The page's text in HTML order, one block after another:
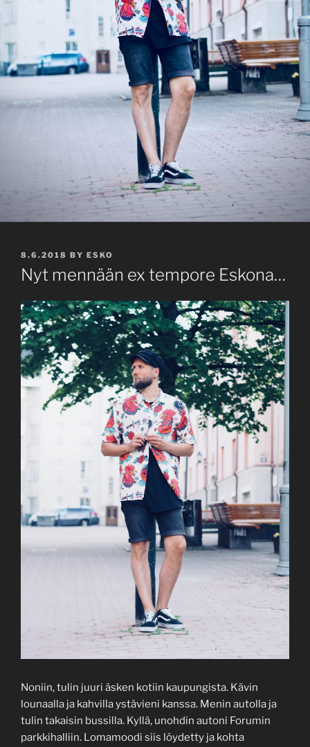
POSTED
ON
8.6.2018 BY ESKO
Nyt mennään ex tempore Eskona…
Noniin, tulin juuri äsken kotiin kaupungista. Kävin
lounaalla ja kahvilla ystävieni kanssa. Menin autolla ja
tulin takaisin bussilla. Kyllä, unohdin autoni Forumin
parkkihalliin. Lomamoodi siis löydetty ja kohta